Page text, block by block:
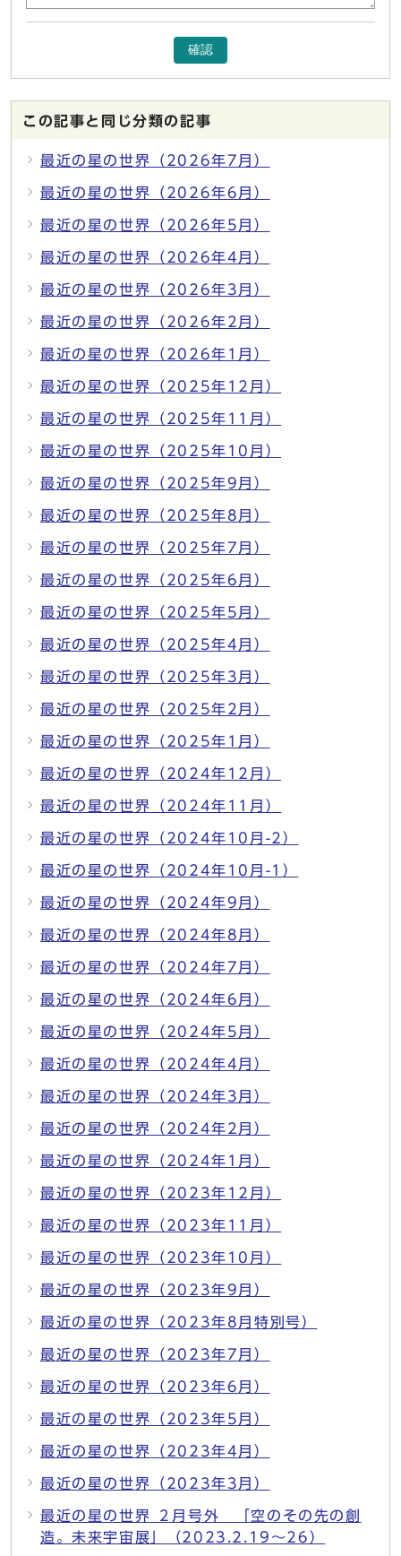
確認
この記事と同じ分類の記事
最近の星の世界（2026年7月）
最近の星の世界（2026年6月）
最近の星の世界（2026年5月）
最近の星の世界（2026年4月）
最近の星の世界（2026年3月）
最近の星の世界（2026年2月）
最近の星の世界（2026年1月）
最近の星の世界（2025年12月）
最近の星の世界（2025年11月）
最近の星の世界（2025年10月）
最近の星の世界（2025年9月）
最近の星の世界（2025年8月）
最近の星の世界（2025年7月）
最近の星の世界（2025年6月）
最近の星の世界（2025年5月）
最近の星の世界（2025年4月）
最近の星の世界（2025年3月）
最近の星の世界（2025年2月）
最近の星の世界（2025年1月）
最近の星の世界（2024年12月）
最近の星の世界（2024年11月）
最近の星の世界（2024年10月-2）
最近の星の世界（2024年10月-1）
最近の星の世界（2024年9月）
最近の星の世界（2024年8月）
最近の星の世界（2024年7月）
最近の星の世界（2024年6月）
最近の星の世界（2024年5月）
最近の星の世界（2024年4月）
最近の星の世界（2024年3月）
最近の星の世界（2024年2月）
最近の星の世界（2024年1月）
最近の星の世界（2023年12月）
最近の星の世界（2023年11月）
最近の星の世界（2023年10月）
最近の星の世界（2023年9月）
最近の星の世界（2023年8月特別号）
最近の星の世界（2023年7月）
最近の星の世界（2023年6月）
最近の星の世界（2023年5月）
最近の星の世界（2023年4月）
最近の星の世界（2023年3月）
最近の星の世界 ２月号外 「空のその先の創
造。未来宇宙展」（2023.2.19～26）